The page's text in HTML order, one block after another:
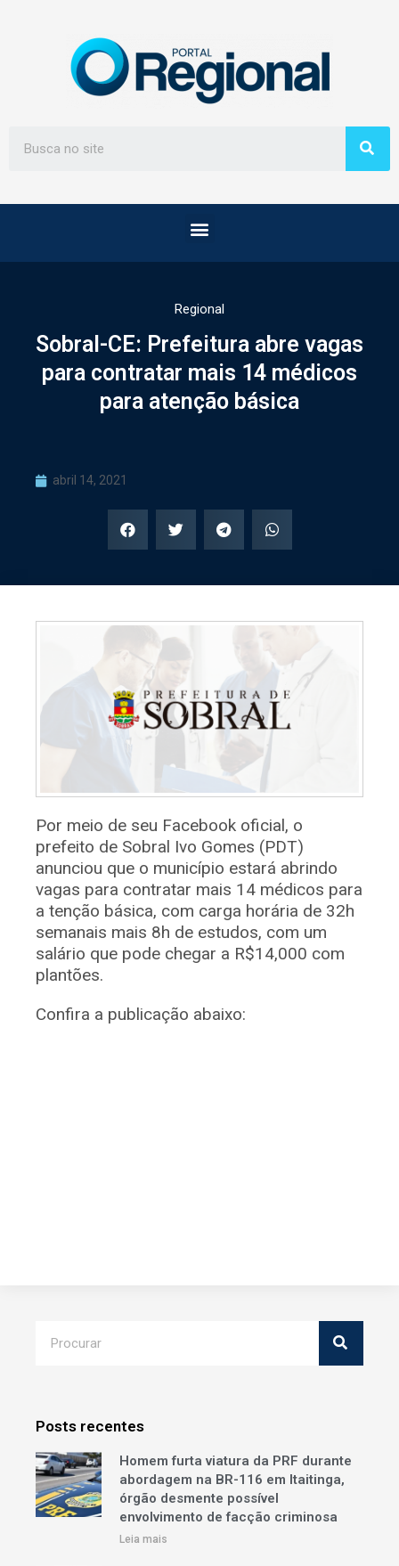
Regional
Sobral-CE: Prefeitura abre vagas
para contratar mais 14 médicos
para atenção básica
abril 14, 2021
Por meio de seu Facebook oficial, o
prefeito de Sobral Ivo Gomes (PDT)
anunciou que o município estará abrindo
vagas para contratar mais 14 médicos para
a tenção básica, com carga horária de 32h
semanais mais 8h de estudos, com um
salário que pode chegar a R$14,000 com
plantões.
Confira a publicação abaixo:
Posts recentes
Homem furta viatura da PRF durante
abordagem na BR-116 em Itaitinga,
órgão desmente possível
envolvimento de facção criminosa
Leia mais